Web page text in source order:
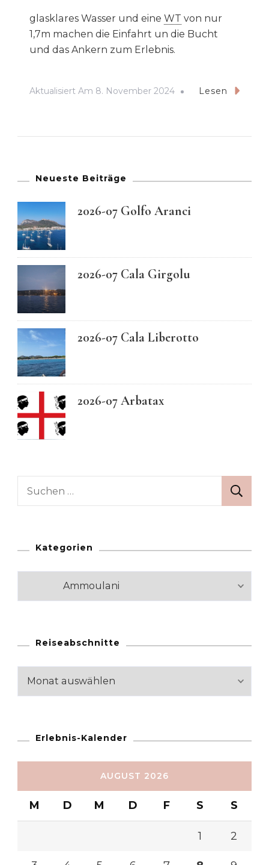
glasklares Wasser und eine WT von nur
1,7m machen die Einfahrt un die Bucht
und das Ankern zum Erlebnis.
Aktualisiert Am 8. November 2024 Lesen
Neueste Beiträge
2026-07 Golfo Aranci
2026-07 Cala Girgolu
2026-07 Cala Liberotto
2026-07 Arbatax
Suchen
Kategorien
Kategorien
Reiseabschnitte
Reiseabschnitte
Erlebnis-Kalender
AUGUST 2026
M D M D F S S
1 2